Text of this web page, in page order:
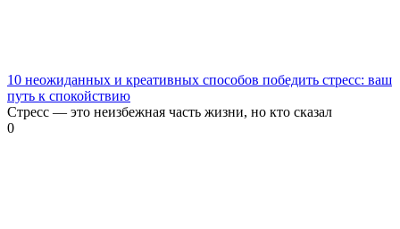
10 неожиданных и креативных способов победить стресс: ваш
путь к спокойствию
Стресс — это неизбежная часть жизни, но кто сказал
0